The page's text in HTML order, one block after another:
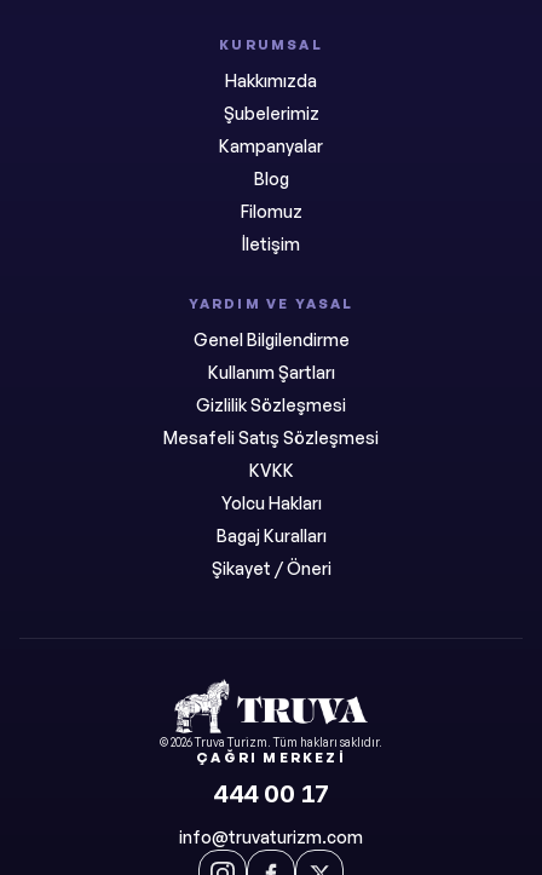
KURUMSAL
Hakkımızda
Şubelerimiz
Kampanyalar
Blog
Filomuz
İletişim
YARDIM VE YASAL
Genel Bilgilendirme
Kullanım Şartları
Gizlilik Sözleşmesi
Mesafeli Satış Sözleşmesi
KVKK
Yolcu Hakları
Bagaj Kuralları
Şikayet / Öneri
©2026Truva Turizm . Tüm hakları saklıdır.
ÇAĞRI MERKEZI
444 00 17
info@truvaturizm.com